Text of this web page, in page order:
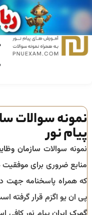
نمونه سوالات
پیام نور
نمونه سوالات سازمان
منابع ضروری برای موفقیت
که همراه پاسخنامه جهت
پی ان یو اگزم قرار گرفته